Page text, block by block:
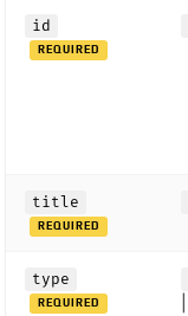
id
REQUIRED
title
REQUIRED
type
REQUIRED